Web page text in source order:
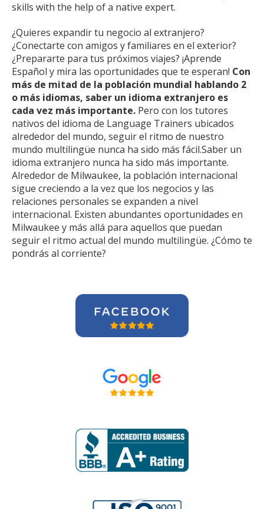
skills with the help of a native expert.
¿Quieres expandir tu negocio al extranjero?
¿Conectarte con amigos y familiares en el exterior?
¿Prepararte para tus próximos viajes? ¡Aprende
Español y mira las oportunidades que te esperan! Con
más de mitad de la población mundial hablando 2
o más idiomas, saber un idioma extranjero es
cada vez más importante. Pero con los tutores
nativos del idioma de Language Trainers ubicados
alrededor del mundo, seguir el ritmo de nuestro
mundo multilingüe nunca ha sido más fácil.Saber un
idioma extranjero nunca ha sido más importante.
Alrededor de Milwaukee, la población internacional
sigue creciendo a la vez que los negocios y las
relaciones personales se expanden a nivel
internacional. Existen abundantes oportunidades en
Milwaukee y más allá para aquellos que puedan
seguir el ritmo actual del mundo multilingüe. ¿Cómo te
pondrás al corriente?